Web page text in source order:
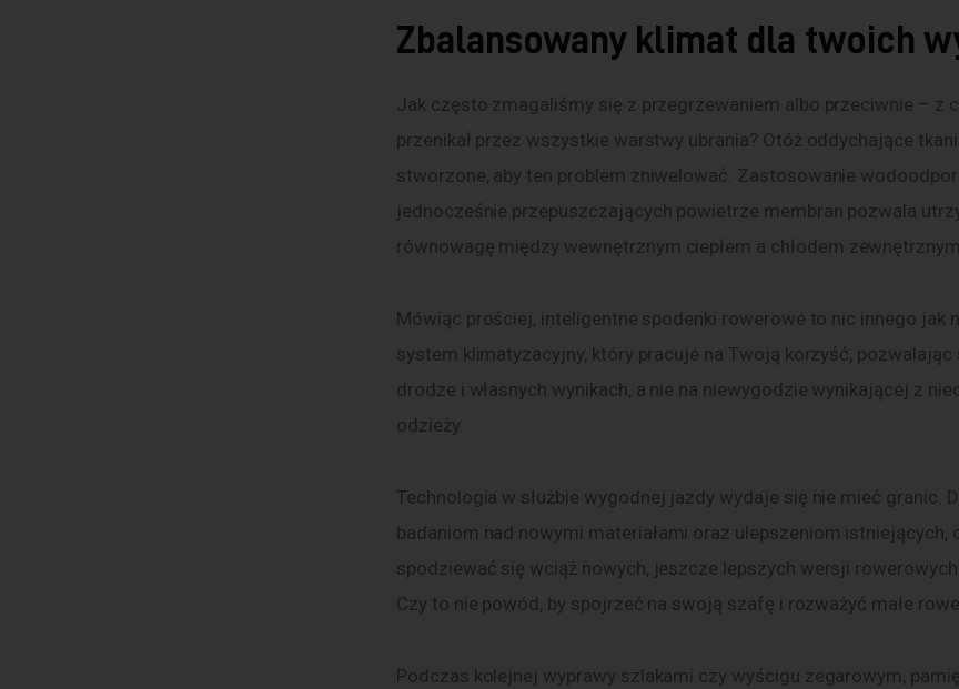
Zbalansowany klimat dla twoich
Jak często zmagaliśmy się z przegrzewaniem albo przeciwnie – z
przenikał przez wszystkie warstwy ubrania? Otóż oddychające
stworzone, aby ten problem zniwelować. Zastosowanie
jednocześnie przepuszczających powietrze membran pozwala
równowagę między wewnętrznym ciepłem a chłodem zewnętrznym.
Mówiąc prościej, inteligentne spodenki rowerowe to nic innego jak
system klimatyzacyjny, który pracuje na Twoją korzyść, pozwalając
drodze i własnych wynikach, a nie na niewygodzie wynikającej z
odzieży.
Technologia w służbie wygodnej jazdy wydaje się nie mieć granic.
badaniom nad nowymi materiałami oraz ulepszeniom istniejących,
spodziewać się wciąż nowych, jeszcze lepszych wersji
Czy to nie powód, by spojrzeć na swoją szafę i rozważyć małe
Podczas kolejnej wyprawy szlakami czy wyścigu zegarowym,